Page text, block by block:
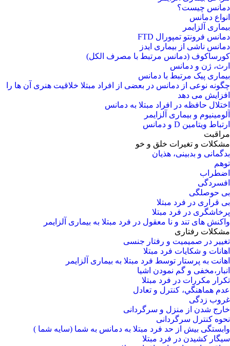
دمانس چیست؟
انواع دمانس
بیماری آلزایمر
دمانس فرونتو تمپورال FTD
دمانس ناشی از بیماری ایدز
کورساکوف (دمانس مرتبط با مصرف الکل)
ارث، ژن و دمانس
بیماری پیک مرتبط با دمانس
چگونه نوعی از دمانس در بعضی از افراد مبتلا خلاقیت هنری آن ها را
افزایش می دهد
اختلال حافظه در افراد مبتلا به دمانس
آلومینیوم و بیماری آلزایمر
ارتباط ویتامین D و دمانس
مراقبت
مشکلات و تغیرات خلق و خو
بدگمانی و بدبینی، هذیان
توهم
اضطراب
افسردگی
بی حوصلگی
بی قراری در فرد مبتلا
پرخاشگری در فرد مبتلا
واکنش های تند و نا معقول در فرد مبتلا به بیماری آلزایمر
مشکلات رفتاری
تغییر در صمیمیت و رفتار جنسی
اهانات و شکایات فرد مبتلا
اهانت به پرستار توسط فرد مبتلا به بیماری آلزایمر
انبار،مخفی و گم نمودن اشیا
تکرار مکررات در فرد مبتلا
عدم هماهنگي، كنترل و تعادل
غروب زدگی
خارج شدن از منزل و سرگردانی
نحوه کنترل سرگردانی
وابستگی بیش از حد فرد مبتلا به دمانس به شما (سایه شما )
سیگار کشیدن در فرد مبتلا